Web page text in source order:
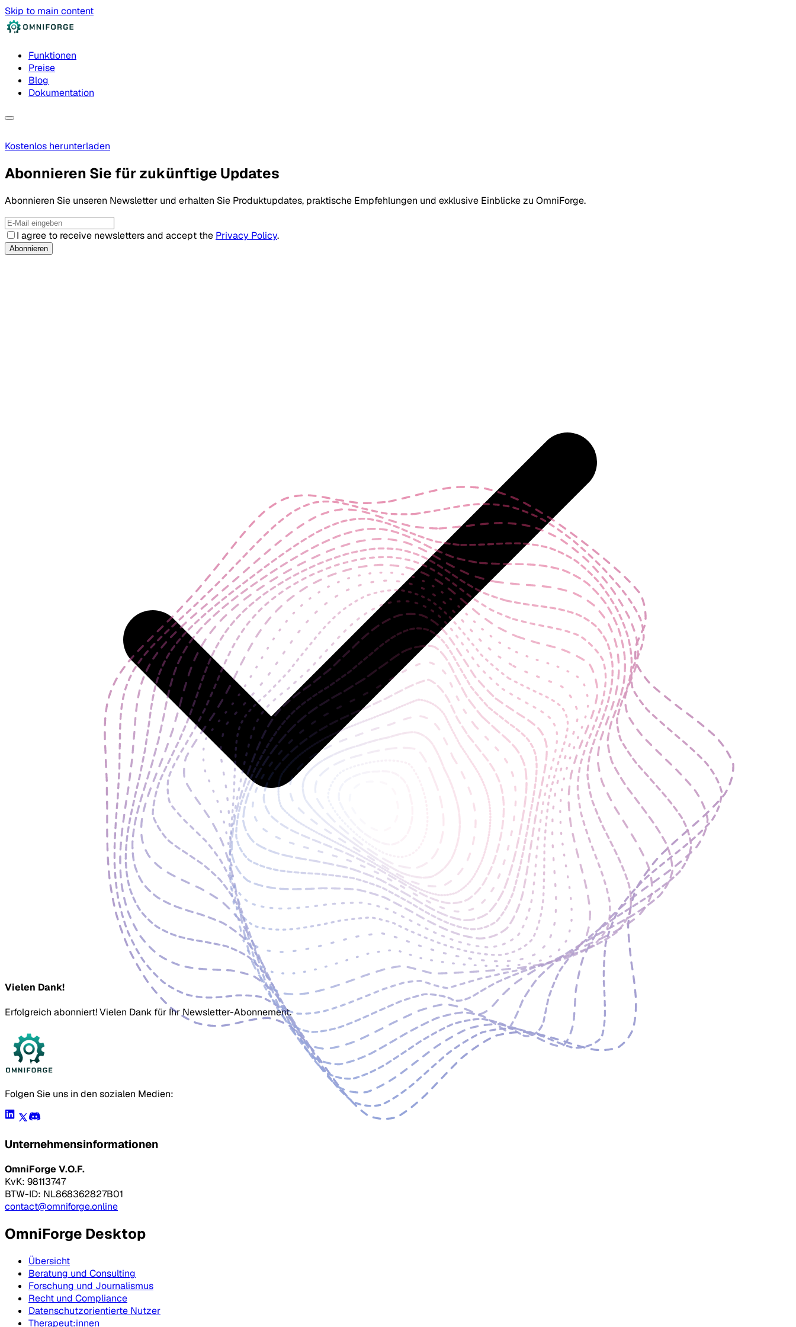
Skip to main content
Funktionen
Preise
Blog
Dokumentation
Kostenlos herunterladen
Abonnieren Sie für zukünftige Updates
Abonnieren Sie unseren Newsletter und erhalten Sie Produktupdates, praktische Empfehlungen und exklusive Einblicke zu OmniForge.
I agree to receive newsletters and accept the Privacy Policy.
Abonnieren
Vielen Dank!
Erfolgreich abonniert! Vielen Dank für Ihr Newsletter-Abonnement.
Folgen Sie uns in den sozialen Medien:
Unternehmensinformationen
OmniForge V.O.F.
KvK: 98113747
BTW-ID: NL868362827B01
contact@omniforge.online
OmniForge Desktop
Übersicht
Beratung und Consulting
Forschung und Journalismus
Recht und Compliance
Datenschutzorientierte Nutzer
Therapeut:innen